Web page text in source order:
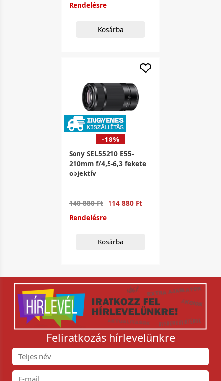
Rendelésre
Kosárba
-18%
Sony SEL55210 E55-
210mm f/4,5-6,3 fekete
objektív
140 880 Ft 114 880 Ft
Rendelésre
Kosárba
Feliratkozás hírlevelünkre